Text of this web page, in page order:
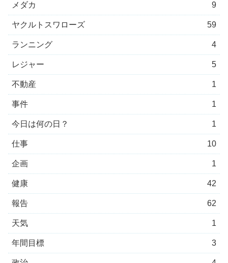
メダカ 9
ヤクルトスワローズ 59
ランニング 4
レジャー 5
不動産 1
事件 1
今日は何の日？ 1
仕事 10
企画 1
健康 42
報告 62
天気 1
年間目標 3